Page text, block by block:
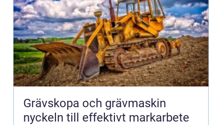
Grävskopa och grävmaskin
nyckeln till effektivt markarbete